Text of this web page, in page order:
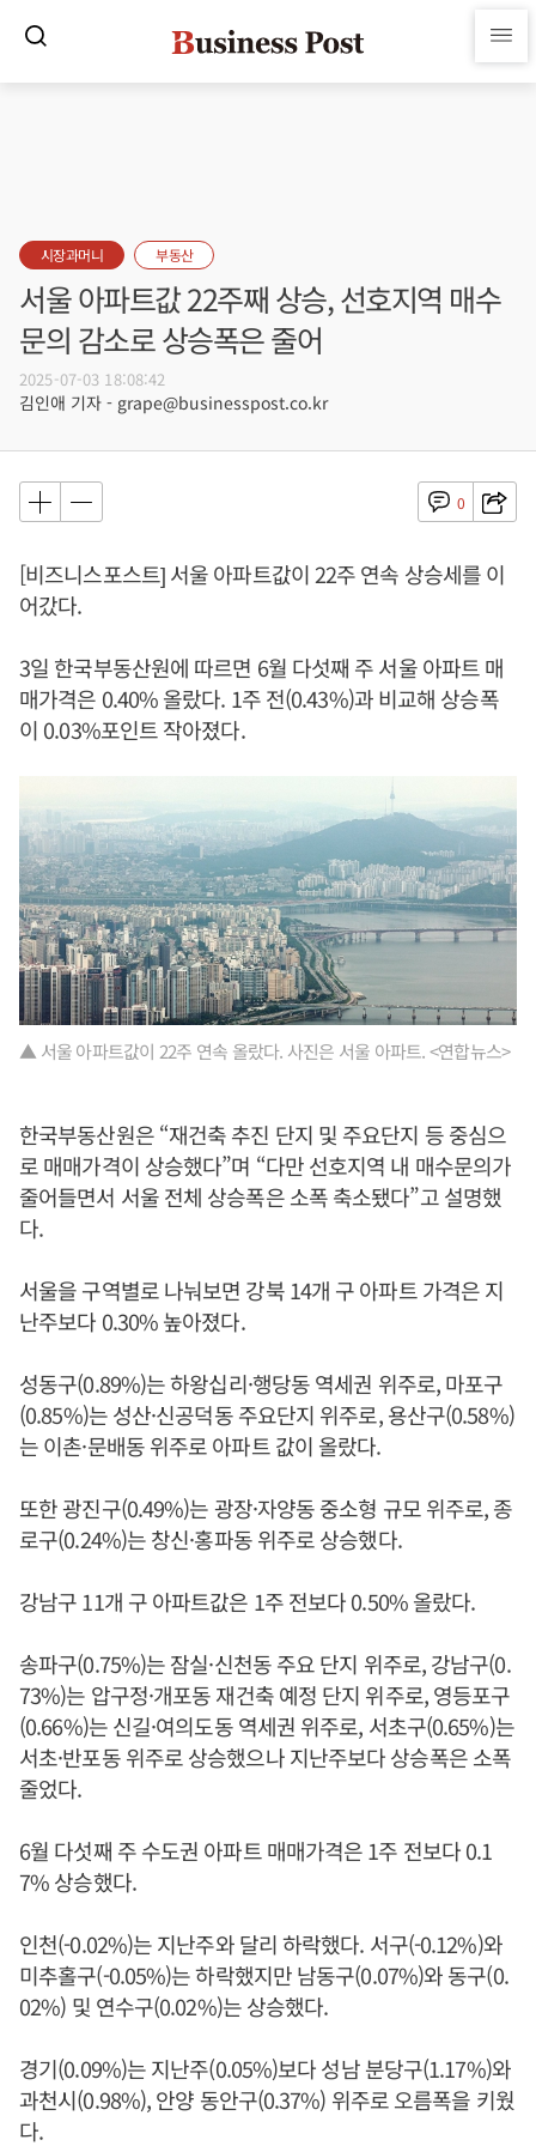
시장과머니 부동산
서울 아파트값 22주째 상승, 선호지역 매수
문의 감소로 상승폭은 줄어
2025-07-03 18:08:42
김인애 기자 - grape@businesspost.co.kr
0
[비즈니스포스트] 서울 아파트값이 22주 연속 상승세를 이
어갔다.
3일 한국부동산원에 따르면 6월 다섯째 주 서울 아파트 매
매가격은 0.40% 올랐다. 1주 전(0.43%)과 비교해 상승폭
이 0.03%포인트 작아졌다.
▲ 서울 아파트값이 22주 연속 올랐다. 사진은 서울 아파트. <연합뉴스>
한국부동산원은 “재건축 추진 단지 및 주요단지 등 중심으
로 매매가격이 상승했다”며 “다만 선호지역 내 매수문의가
줄어들면서 서울 전체 상승폭은 소폭 축소됐다”고 설명했
다.
서울을 구역별로 나눠보면 강북 14개 구 아파트 가격은 지
난주보다 0.30% 높아졌다.
성동구(0.89%)는 하왕십리·행당동 역세권 위주로, 마포구
(0.85%)는 성산·신공덕동 주요단지 위주로, 용산구(0.58%)
는 이촌·문배동 위주로 아파트 값이 올랐다.
또한 광진구(0.49%)는 광장·자양동 중소형 규모 위주로, 종
로구(0.24%)는 창신·홍파동 위주로 상승했다.
강남구 11개 구 아파트값은 1주 전보다 0.50% 올랐다.
송파구(0.75%)는 잠실·신천동 주요 단지 위주로, 강남구(0.
73%)는 압구정·개포동 재건축 예정 단지 위주로, 영등포구
(0.66%)는 신길·여의도동 역세권 위주로, 서초구(0.65%)는
서초·반포동 위주로 상승했으나 지난주보다 상승폭은 소폭
줄었다.
6월 다섯째 주 수도권 아파트 매매가격은 1주 전보다 0.1
7% 상승했다.
인천(-0.02%)는 지난주와 달리 하락했다. 서구(-0.12%)와
미추홀구(-0.05%)는 하락했지만 남동구(0.07%)와 동구(0.
02%) 및 연수구(0.02%)는 상승했다.
경기(0.09%)는 지난주(0.05%)보다 성남 분당구(1.17%)와
과천시(0.98%), 안양 동안구(0.37%) 위주로 오름폭을 키웠
다.